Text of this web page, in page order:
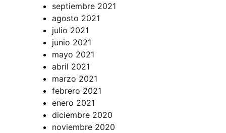
septiembre 2021
agosto 2021
julio 2021
junio 2021
mayo 2021
abril 2021
marzo 2021
febrero 2021
enero 2021
diciembre 2020
noviembre 2020